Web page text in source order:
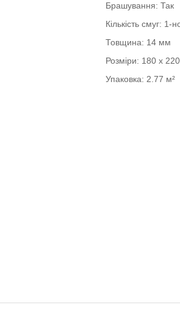
Брашування: Так
Кількість смуг: 1-
Товщина: 14 мм
Розміри: 180 x
Упаковка: 2.77 м²